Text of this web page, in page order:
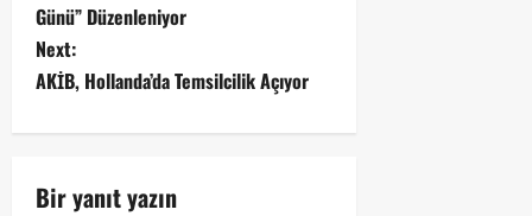
Günü” Düzenleniyor
Next:
AKİB, Hollanda’da Temsilcilik Açıyor
Bir yanıt yazın